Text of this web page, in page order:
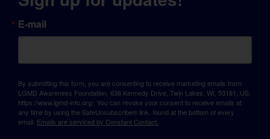
E-mail
By submitting this form, you are consenting to receive marketing emails from:
LGMD Awareness Foundation, 638 Kennedy Drive, Twin Lakes, WI, 53181, US,
https://www.lgmd-info.org/. You can revoke your consent to receive emails at
any time by using the SafeUnsubscribe® link, found at the bottom of every
email. Emails are serviced by Constant Contact.